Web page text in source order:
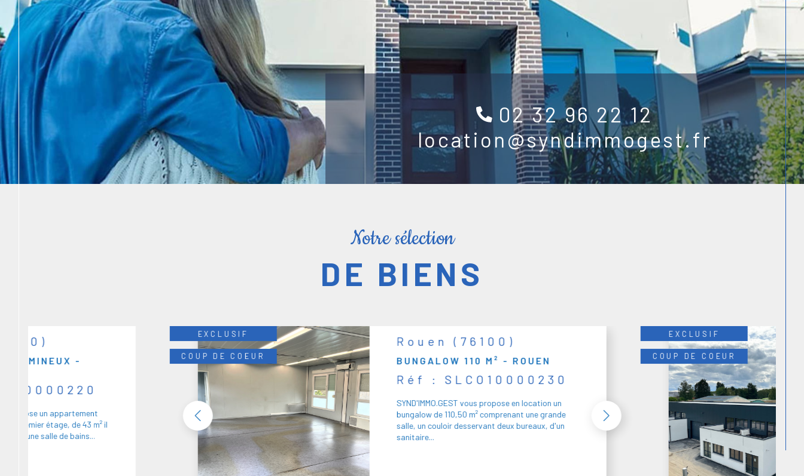
02 32 96 22 12
location@syndimmogest.fr
Notre sélection
DE BIENS
LUMINEUX -
propose un appartement
au premier étage, de 43 m² il
d'une salle de bains...
EXCLUSIF
COUP DE COEUR
Rouen (76100)
BUNGALOW 110 M² - ROUEN
Réf : SLCO10000230
SYND'IMMO.GEST vous propose en location un
bungalow de 110,50 m² comprenant une grande
salle, un couloir desservant deux bureaux, d'un
sanitaire...
EXCLUSIF
COUP DE COEUR